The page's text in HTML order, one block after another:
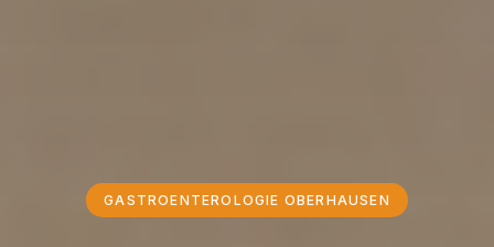
GASTROENTEROLOGIE OBERHAUSEN